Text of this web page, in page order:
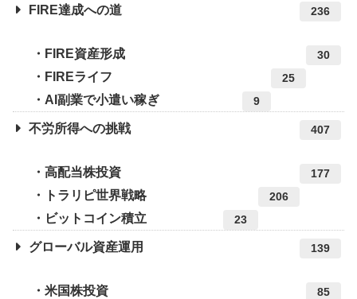
FIRE達成への道 236
FIRE資産形成 30
FIREライフ 25
AI副業で小遣い稼ぎ 9
不労所得への挑戦 407
高配当株投資 177
トラリピ世界戦略 206
ビットコイン積立 23
グローバル資産運用 139
米国株投資 85